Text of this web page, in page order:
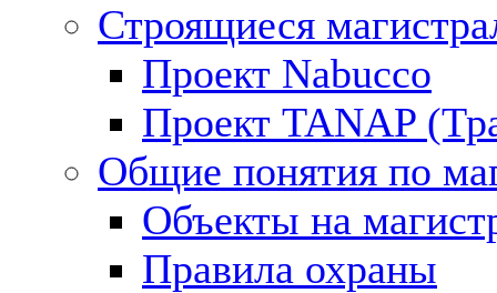
Строящиеся
Проект Nabucco
Проект TANAP
Общие понятия по
Объекты на
Правила охраны